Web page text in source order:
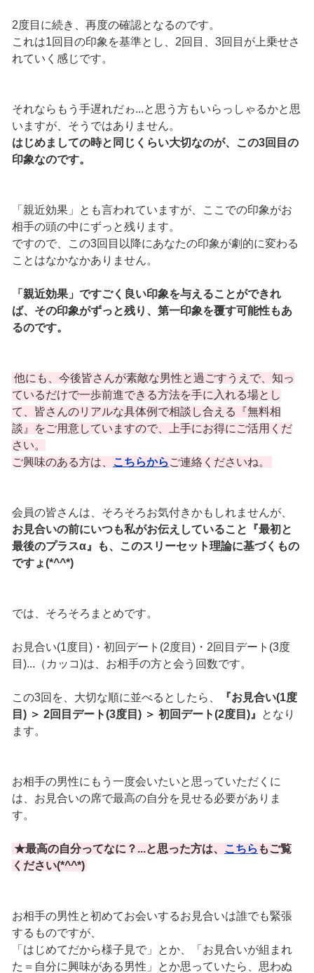
2度目に続き、再度の確認となるのです。
これは1回目の印象を基準とし、2回目、3回目が上乗せさ
れていく感じです。
それならもう手遅れだゎ...と思う方もいらっしゃるかと思
いますが、そうではありません。
はじめましての時と同じくらい大切なのが、この3回目の
印象なのです。
「親近効果」とも言われていますが、ここでの印象がお
相手の頭の中にずっと残ります。
ですので、この3回目以降にあなたの印象が劇的に変わる
ことはなかなかありません。
「親近効果」ですごく良い印象を与えることができれ
ば、その印象がずっと残り、第一印象を覆す可能性もあ
るのです。
他にも、今後皆さんが素敵な男性と過ごすうえで、知っ
ているだけで一歩前進できる方法を手に入れる場とし
て、皆さんのリアルな具体例で相談し合える『無料相
談』をご用意していますので、上手にお得にご活用くだ
さい。
ご興味のある方は、 こちらから ご連絡くださいね。
会員の皆さんは、そろそろお気付きかもしれませんが、
お見合いの前にいつも私がお伝えしていること『最初と
最後のプラスα』も、このスリーセット理論に基づくもの
ですょ(*^^*)
では、そろそろまとめです。
お見合い(1度目)・初回デート(2度目)・2回目デート(3度
目)...（カッコ)は、お相手の方と会う回数です。
この3回を、大切な順に並べるとしたら、
『お見合い(1度
目) ＞ 2回目デート(3度目) ＞ 初回デート(2度目)』
となり
ます。
お相手の男性にもう一度会いたいと思っていただくに
は、お見合いの席で最高の自分を見せる必要がありま
す。
★最高の自分ってなに？...と思った方は、 こちら もご覧
ください(*^^*)
お相手の男性と初めてお会いするお見合いは誰でも緊張
するものですが、
「はじめてだから様子見で」とか、「お見合いが組まれ
た＝自分に興味がある男性」とか思っていたら、思わぬ